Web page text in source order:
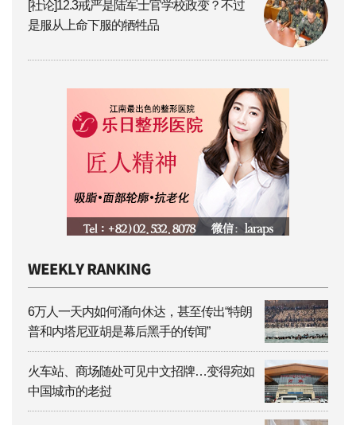
[社论]12.3戒严是陆军士官学校政变？不过
是服从上命下服的牺牲品
6万人一天内如何涌向休达，甚至传出“特朗
普和内塔尼亚胡是幕后黑手的传闻”
火车站、商场随处可见中文招牌…变得宛如
中国城市的老挝